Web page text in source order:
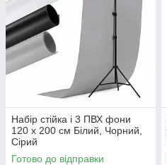
Набір стійка і 3 ПВХ фони
120 x 200 см Білий, Чорний,
Сірий
Готово до відправки